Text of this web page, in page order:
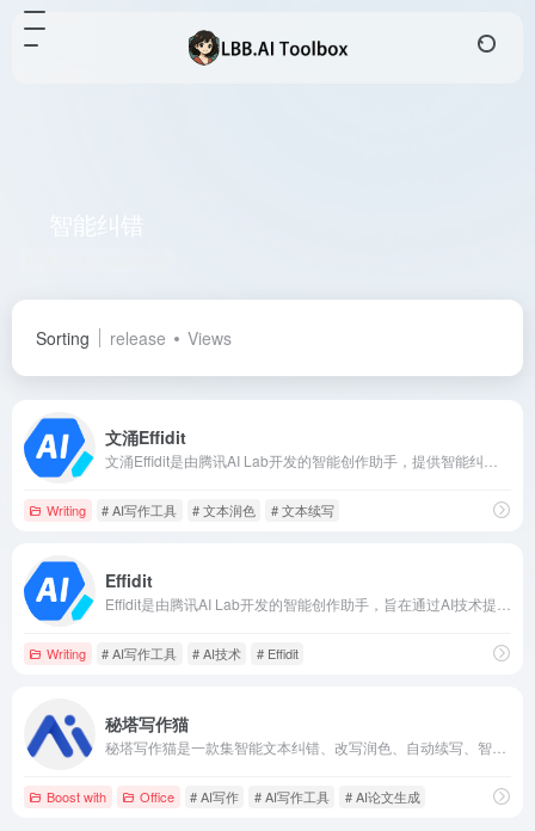
Sorting release Views
文涌Effidit
Writing # AI写作工具 # 文本润色 # 文本续写
Effidit
Writing # AI写作工具 # AI技术 # Effidit
秘塔写作猫
Boost with Office # AI写作 # AI写作工具 # AI论文生成